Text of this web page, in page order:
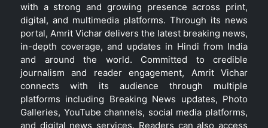
with a strong and growing presence across print,
digital, and multimedia platforms. Through its news
portal, Amrit Vichar delivers the latest breaking news,
in-depth coverage, and updates in Hindi from India
and around the world. Committed to credible
journalism and reader engagement, Amrit Vichar
connects with its audience through multiple
platforms including Breaking News updates, Photo
Galleries, YouTube channels, social media platforms,
and digital news services. Readers can also access